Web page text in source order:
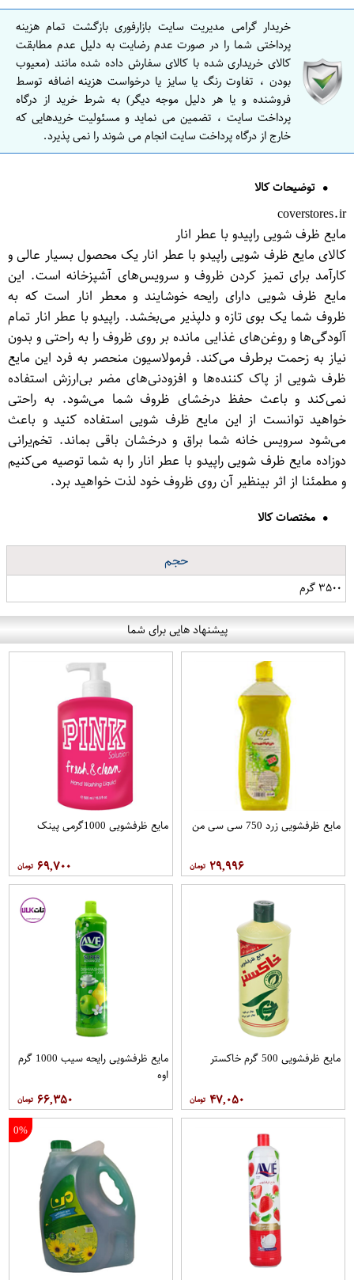
خریدار گرامی مدیریت سایت بازارفوری بازگشت تمام هزینه
پرداختی شما را در صورت عدم رضایت به دلیل عدم مطابقت
کالای خریداری شده با کالای سفارش داده شده مانند (معیوب
بودن ، تفاوت رنگ یا سایز یا درخواست هزینه اضافه توسط
فروشنده و یا هر دلیل موجه دیگر) به شرط خرید از درگاه
پرداخت سایت ، تضمین می نماید و مسئولیت خریدهایی که
خارج از درگاه پرداخت سایت انجام می شوند را نمی پذیرد.
توضیحات کالا
coverstores.ir
مایع ظرف شویی راپیدو با عطر انار
کالای مایع ظرف شویی راپیدو با عطر انار یک محصول بسیار عالی و
کارآمد برای تمیز کردن ظروف و سرویس‌های آشپزخانه است. این
مایع ظرف شویی دارای رایحه خوشایند و معطر انار است که به
ظروف شما یک بوی تازه و دلپذیر می‌بخشد. راپیدو با عطر انار تمام
آلودگی‌ها و روغن‌های غذایی مانده بر روی ظروف را به راحتی و بدون
نیاز به زحمت برطرف می‌کند. فرمولاسیون منحصر به فرد این مایع
ظرف شویی از پاک کننده‌ها و افزودنی‌های مضر بی‌ارزش استفاده
نمی‌کند و باعث حفظ درخشای ظروف شما می‌شود. به راحتی
خواهید توانست از این مایع ظرف شویی استفاده کنید و باعث
می‌شود سرویس خانه شما براق و درخشان باقی بماند. تخم‌یرانی
دوزاده مایع ظرف شویی راپیدو با عطر انار را به شما توصیه می‌کنیم
و مطمئنا از اثر بینظیر آن روی ظروف خود لذت خواهید برد.
مختصات کالا
حجم
۳۵۰۰ گرم
پیشنهاد هایی برای شما
مایع ظرفشویی زرد 750 سی سی من
۲۹,۹۹۶
مایع ظرفشویی 1000گرمی پینک
۶۹,۷۰۰
مایع ظرفشویی 500 گرم خاکستر
۴۷,۰۵۰
مایع ظرفشویی رایحه سیب 1000 گرم
اوه
۶۶,۳۵۰
0%